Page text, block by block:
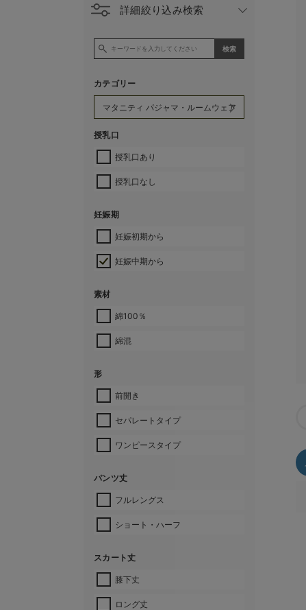
詳細絞り込み検索
カテゴリー
授乳口
授乳口あり
授乳口なし
妊娠期
妊娠初期から
妊娠中期から
素材
綿100％
綿混
形
前開き
セパレートタイプ
ワンピースタイプ
パンツ丈
フルレングス
ショート・ハーフ
スカート丈
膝下丈
ロング丈